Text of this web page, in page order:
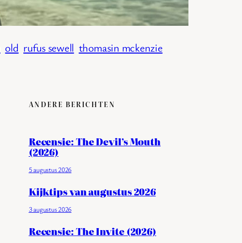
old rufus sewell thomasin mckenzie
ANDERE BERICHTEN
Recensie: The Devil’s Mouth
(2026)
5 augustus 2026
Kijktips van augustus 2026
3 augustus 2026
Recensie: The Invite (2026)